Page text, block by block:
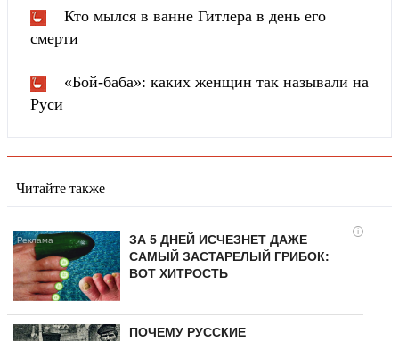
Кто мылся в ванне Гитлера в день его
смерти
«Бой-баба»: каких женщин так называли на
Руси
Читайте также
i
ЗА 5 ДНЕЙ ИСЧЕЗНЕТ ДАЖЕ
САМЫЙ ЗАСТАРЕЛЫЙ ГРИБОК:
ВОТ ХИТРОСТЬ
ПОЧЕМУ РУССКИЕ